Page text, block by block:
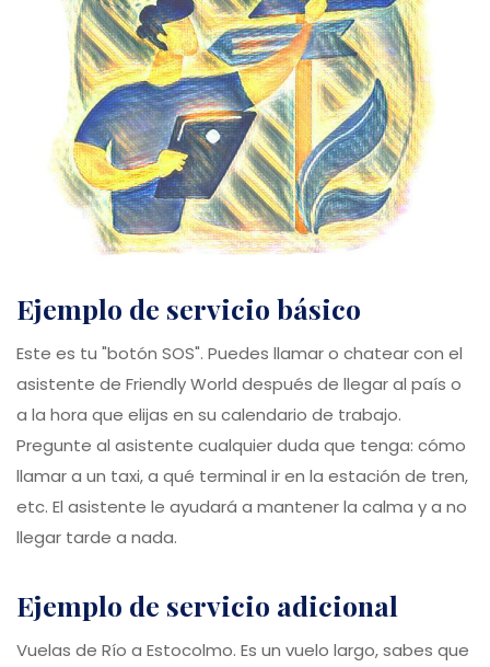
ejemplo de servicio básico
Este es tu "botón SOS". Puedes llamar o chatear con el
asistente de Friendly World después de llegar al país o
a la hora que elijas en su calendario de trabajo.
Pregunte al asistente cualquier duda que tenga: cómo
llamar a un taxi, a qué terminal ir en la estación de tren,
etc. El asistente le ayudará a mantener la calma y a no
llegar tarde a nada.
ejemplo de servicio adicional
Vuelas de Río a Estocolmo. Es un vuelo largo, sabes que